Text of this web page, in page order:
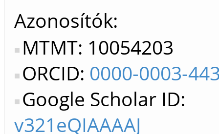
Azonosítók
MTMT: 10054203
ORCID: 0000-0003-
Google Scholar ID:
v321eQIAAAAJ